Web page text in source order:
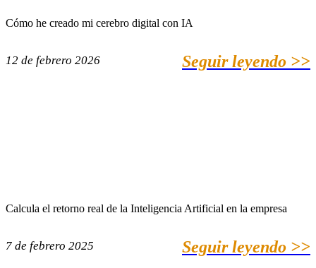
Cómo he creado mi cerebro digital con IA
12 de febrero 2026 Seguir leyendo >>
Calcula el retorno real de la Inteligencia Artificial en la empresa
7 de febrero 2025 Seguir leyendo >>